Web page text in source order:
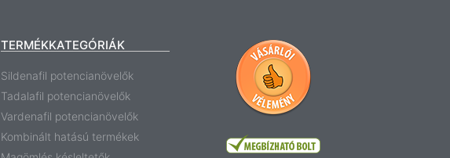
TERMÉKKATEGÓRIÁK
Sildenafil potencianövelők
Tadalafil potencianövelők
Vardenafil potencianövelők
Kombinált hatású termékek